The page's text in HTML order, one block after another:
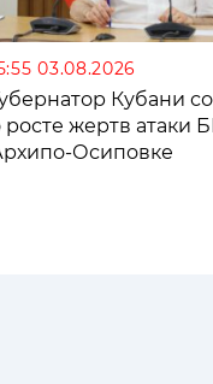
03.08.2026
Кубани
росте жертв атаки
Осиповке